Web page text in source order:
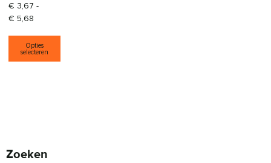
€ 3,67 -
€ 5,68
Opties
selecteren
Dit product heeft meerdere variaties. Deze optie
Zoeken